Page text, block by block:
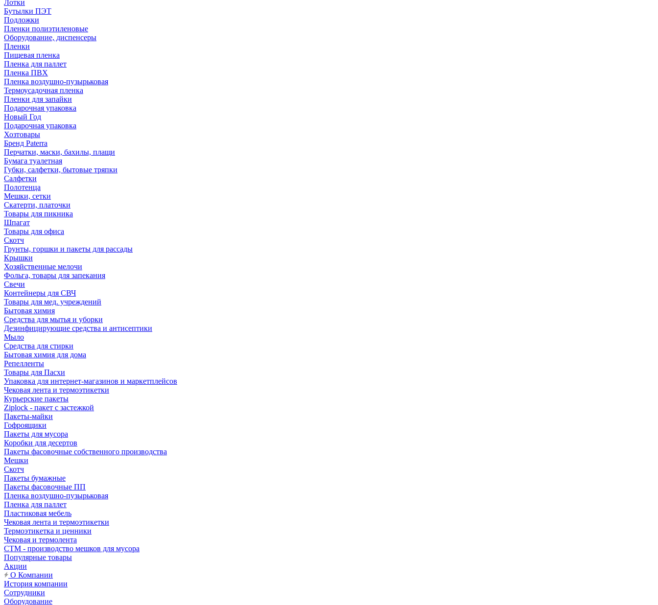
Лотки
Бутылки ПЭТ
Подложки
Пленки полиэтиленовые
Оборудование, диспенсеры
Пленки
Пищевая пленка
Пленка для паллет
Пленка ПВХ
Пленка воздушно-пузырьковая
Термоусадочная пленка
Пленки для запайки
Подарочная упаковка
Новый Год
Подарочная упаковка
Хозтовары
Бренд Paterra
Перчатки, маски, бахилы, плащи
Бумага туалетная
Губки, салфетки, бытовые тряпки
Салфетки
Полотенца
Мешки, сетки
Скатерти, платочки
Товары для пикника
Шпагат
Товары для офиса
Скотч
Грунты, горшки и пакеты для рассады
Крышки
Хозяйственные мелочи
Фольга, товары для запекания
Свечи
Контейнеры для СВЧ
Товары для мед. учреждений
Бытовая химия
Средства для мытья и уборки
Дезинфицирующие средства и антисептики
Мыло
Средства для стирки
Бытовая химия для дома
Репелленты
Товары для Пасхи
Упаковка для интернет-магазинов и маркетплейсов
Чековая лента и термоэтикетки
Курьерские пакеты
Ziplock - пакет с застежкой
Пакеты-майки
Гофроящики
Пакеты для мусора
Коробки для десертов
Пакеты фасовочные собственного производства
Мешки
Скотч
Пакеты бумажные
Пакеты фасовочные ПП
Пленка воздушно-пузырьковая
Пленка для паллет
Пластиковая мебель
Чековая лента и термоэтикетки
Термоэтикетка и ценники
Чековая и термолента
СТМ - производство мешков для мусора
Популярные товары
Акции
О Компании
История компании
Сотрудники
Оборудование